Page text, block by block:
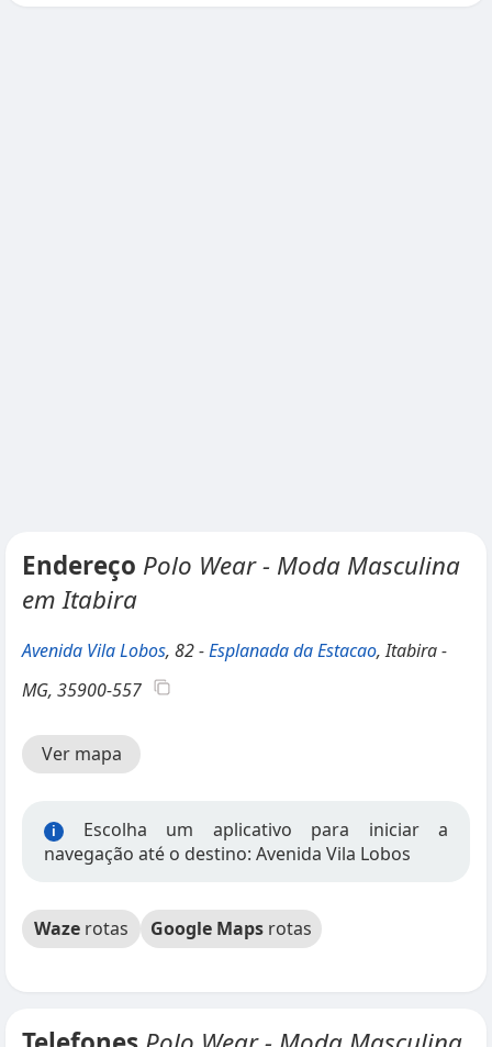
Endereço Polo Wear - Moda Masculina
em Itabira
Avenida Vila Lobos, 82 -Esplanada da Estacao, Itabira -
MG, 35900-557
Ver mapa
i
Escolha um aplicativo para iniciar a
navegação até o destino: Avenida Vila Lobos
Waze rotas Google Maps rotas